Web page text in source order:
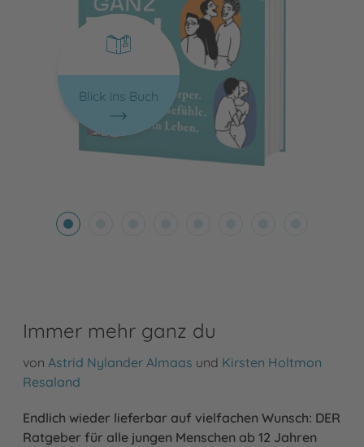
Blick ins Buch
Immer mehr ganz du
von Astrid Nylander Almaas und Kirsten Holtmon
Resaland
Endlich wieder lieferbar auf vielfachen Wunsch: DER
Ratgeber für alle jungen Menschen ab 12 Jahren